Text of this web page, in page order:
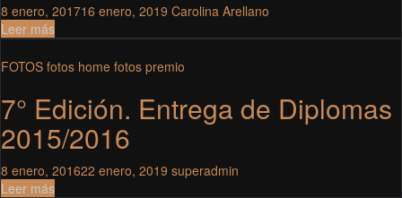
8 enero, 201716 enero, 2019 Carolina Arellano
Leer más
FOTOS fotos home fotos premio
7° Edición. Entrega de Diplomas
2015/2016
8 enero, 201622 enero, 2019 superadmin
Leer más